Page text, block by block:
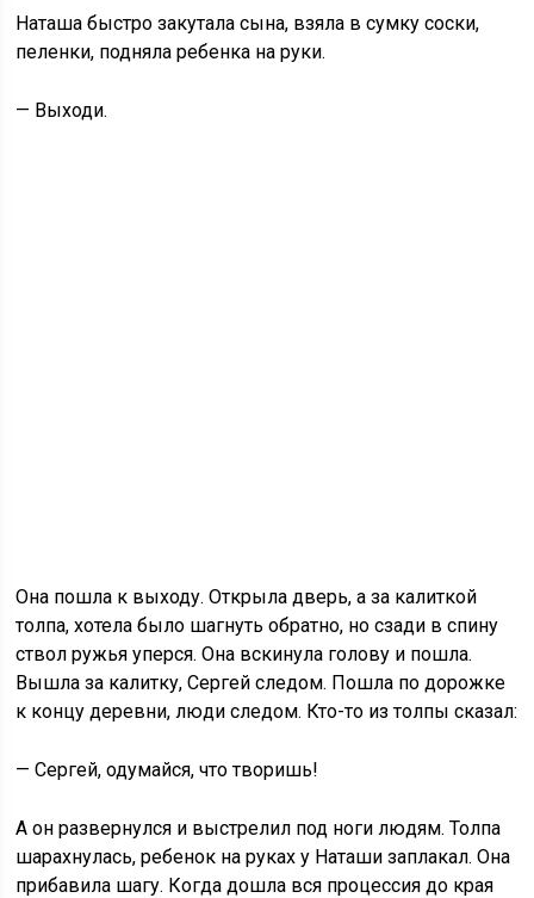
Наташа быстро закутала сына, взяла в сумку соски,
пеленки, подняла ребенка на руки.
— Выходи.
Она пошла к выходу. Открыла дверь, а за калиткой
толпа, хотела было шагнуть обратно, но сзади в спину
ствол ружья уперся. Она вскинула голову и пошла.
Вышла за калитку, Сергей следом. Пошла по дорожке
к концу деревни, люди следом. Кто-то из толпы сказал:
— Сергей, одумайся, что творишь!
А он развернулся и выстрелил под ноги людям. Толпа
шарахнулась, ребенок на руках у Наташи заплакал. Она
прибавила шагу. Когда дошла вся процессия до края